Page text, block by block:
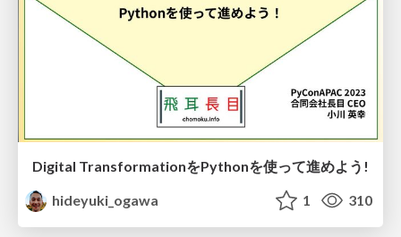
Digital TransformationをPythonを使って進めよう!
hideyuki_ogawa
1 310